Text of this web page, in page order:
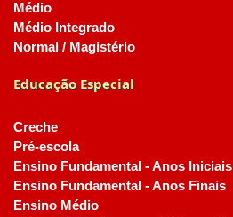
Médio
Médio Integrado
Normal / Magistério
Educação Especial
Creche
Pré-escola
Ensino Fundamental - Anos Iniciais
Ensino Fundamental - Anos Finais
Ensino Médio